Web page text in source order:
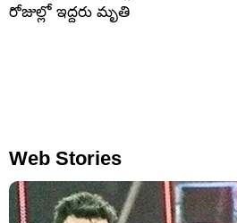
రోజుల్లో ఇద్దరు మృతి
Web Stories